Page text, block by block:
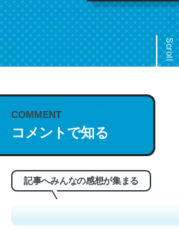
Scroll
COMMENT
コメントで知る
記事へみんなの感想が集まる
これは名文。彼はとてもクレバー
う。英語少しでも読める人は原文
─今のこの状況が信じられるかい？ by